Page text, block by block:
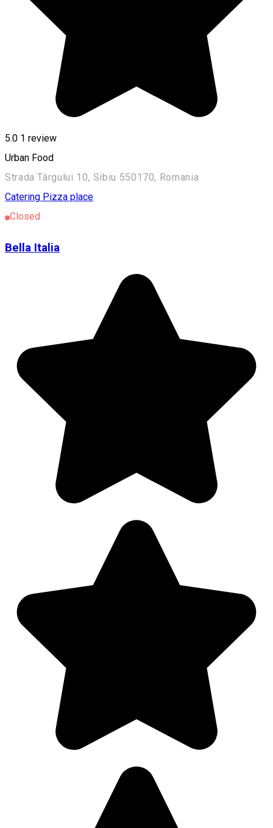
5.0 1 review
Urban Food
Strada Târgului 10, Sibiu 550170, Romania
Catering Pizza place
Closed
Bella Italia